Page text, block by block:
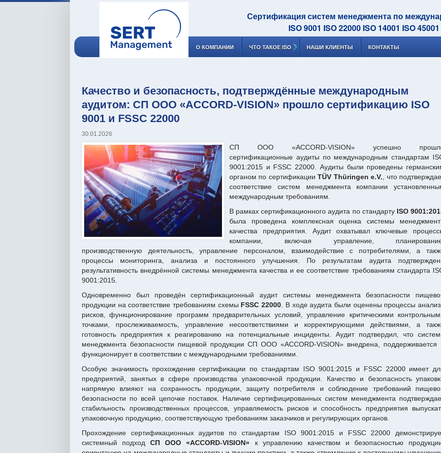
Сертификация систем менеджмента по
ISO 9001 ISO 22000 ISO 14001 ISO
О КОМПАНИИ ЧТО ТАКОЕ ISO НАШИ КЛИЕНТЫ КОНТАКТЫ
Качество и безопасность, подтверждённые международным
аудитом: СП ООО «ACCORD-VISION» прошло сертификацию ISO
9001 и FSSC 22000
30.01.2026
СП ООО «ACCORD-VISION» успешно
сертификационные аудиты по международным стандартам
9001:2015 и FSSC 22000. Аудиты были проведены
органом по сертификацииTÜV Thüringen e.V. , что
соответствие систем менеджмента компании
международным требованиям.
В рамках сертификационного аудита по стандарту ISO
была проведена комплексная оценка системы
качества предприятия. Аудит охватывал ключевые
компании, включая управление,
производственную деятельность, управление персоналом, взаимодействие с потребителями, а
процессы мониторинга, анализа и постоянного улучшения. По результатам аудита
результативность внедрённой системы менеджмента качества и ее соответствие требованиям стандарта
9001:2015.
Одновременно был проведён сертификационный аудит системы менеджмента безопасности
продукции на соответствие требованиям схемы FSSC 22000 . В ходе аудита были оценены процессы
рисков, функционирование программ предварительных условий, управление критическими
точками, прослеживаемость, управление несоответствиями и корректирующими действиями, а
готовность предприятия к реагированию на потенциальные инциденты. Аудит подтвердил, что
менеджмента безопасности пищевой продукции СП ООО «ACCORD-VISION» внедрена, поддерживается
функционирует в соответствии с международными требованиями.
Особую значимость прохождение сертификации по стандартам ISO 9001:2015 и FSSC 22000 имеет
предприятий, занятых в сфере производства упаковочной продукции. Качество и безопасность
напрямую влияют на сохранность продукции, защиту потребителя и соблюдение требований
безопасности по всей цепочке поставок. Наличие сертифицированных систем менеджмента
стабильность производственных процессов, управляемость рисков и способность предприятия
упаковочную продукцию, соответствующую требованиям заказчиков и регулирующих органов.
Прохождение сертификационных аудитов по стандартам ISO 9001:2015 и FSSC 22000
системный подходСП ООО «ACCORD-VISION» к управлению качеством и безопасностью